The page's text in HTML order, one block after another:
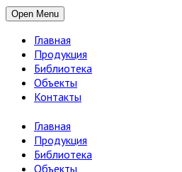
Open Menu
Главная
Продукция
Библиотека
Объекты
Контакты
Главная
Продукция
Библиотека
Объекты